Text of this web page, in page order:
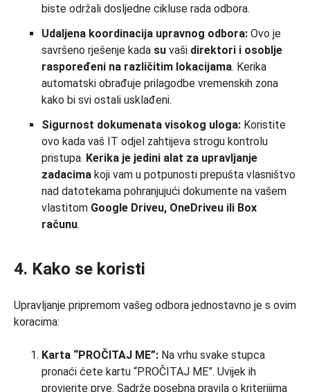
biste održali dosljedne cikluse rada odbora.
Udaljena koordinacija upravnog odbora: Ovo je
savršeno rješenje kada su vaši direktori i osoblje
raspoređeni na različitim lokacijama. Kerika
automatski obrađuje prilagodbe vremenskih zona
kako bi svi ostali usklađeni.
Sigurnost dokumenata visokog uloga: Koristite
ovo kada vaš IT odjel zahtijeva strogu kontrolu
pristupa. Kerika je jedini alat za upravljanje
zadacima koji vam u potpunosti prepušta vlasništvo
nad datotekama pohranjujući dokumente na vašem
vlastitom Google Driveu, OneDriveu ili Box
računu.
4. Kako se koristi
Upravljanje pripremom vašeg odbora jednostavno je s ovim
koracima:
Karta “PROČITAJ ME”: Na vrhu svake stupca
pronaći ćete kartu “PROČITAJ ME”. Uvijek ih
provjerite prve. Sadrže posebna pravila o kriterijima